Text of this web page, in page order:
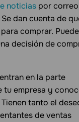
noticias por correo
dan cuenta de
comprar. Puede
decisión de
en la parte
tu empresa y
tanto el
de ventas